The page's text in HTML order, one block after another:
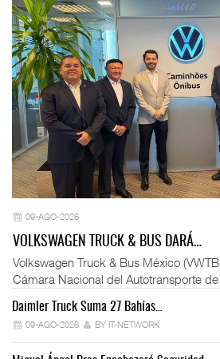
09-AGO-2026
VOLKSWAGEN TRUCK & BUS DARÁ…
Volkswagen Truck & Bus México
Cámara Nacional del Autotransporte de
Daimler Truck Suma 27 Bahías…
09-AGO-2026 BY IT-NETWORK